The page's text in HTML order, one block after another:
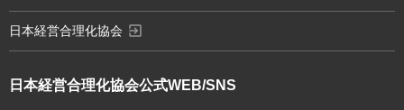
日本経営合理化協会公式WEB/SNS
日本経営合理化協会 exit_to_app